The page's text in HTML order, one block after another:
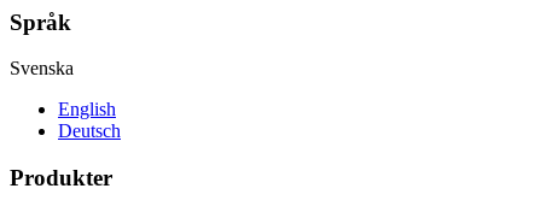
Språk
Svenska
English
Deutsch
Produkter